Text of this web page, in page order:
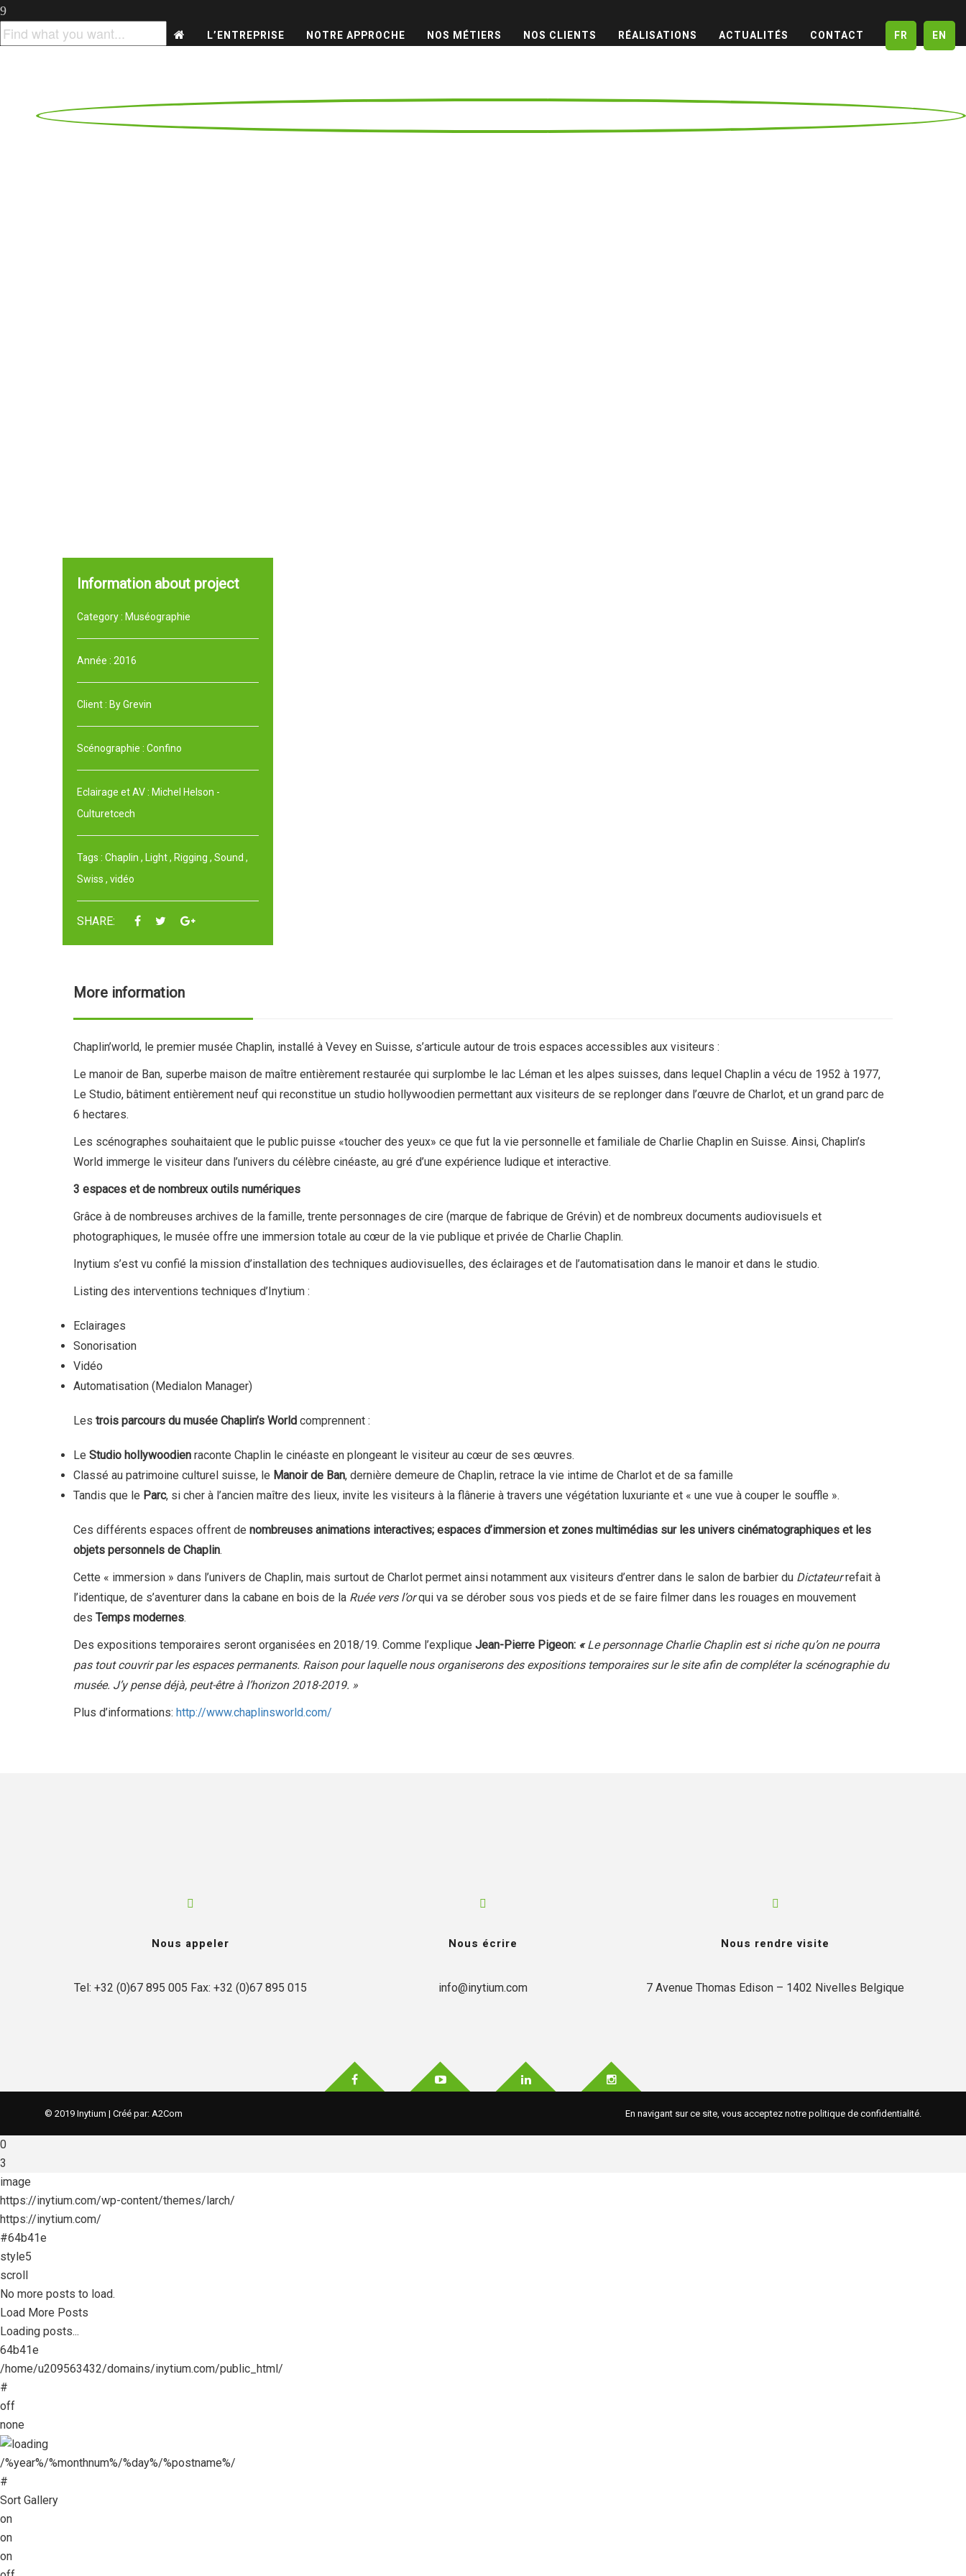
L’ENTREPRISE NOTRE APPROCHE NOS MÉTIERS NOS CLIENTS RÉALISATIONS ACTUALITÉS CONTACT FR EN
Information about project
Category : Muséographie
Année : 2016
Client : By Grevin
Scénographie : Confino
Eclairage et AV : Michel Helson -
Culturetcech
Tags : Chaplin , Light, Rigging , Sound ,
Swiss , vidéo
SHARE:
More information
Chaplin’world, le premier musée Chaplin, installé à Vevey en Suisse, s’articule autour de trois espaces accessibles aux visiteurs :
Le manoir de Ban, superbe maison de maître entièrement restaurée qui surplombe le lac Léman et les alpes suisses, dans lequel Chaplin a vécu de 1952 à 1977,
Le Studio, bâtiment entièrement neuf qui reconstitue un studio hollywoodien permettant aux visiteurs de se replonger dans l’œuvre de Charlot, et un grand parc de
6 hectares.
Les scénographes souhaitaient que le public puisse «toucher des yeux» ce que fut la vie personnelle et familiale de Charlie Chaplin en Suisse. Ainsi, Chaplin’s
World immerge le visiteur dans l’univers du célèbre cinéaste, au gré d’une expérience ludique et interactive.
3 espaces et de nombreux outils numériques
Grâce à de nombreuses archives de la famille, trente personnages de cire (marque de fabrique de Grévin) et de nombreux documents audiovisuels et
photographiques, le musée offre une immersion totale au cœur de la vie publique et privée de Charlie Chaplin.
Inytium s’est vu confié la mission d’installation des techniques audiovisuelles, des éclairages et de l’automatisation dans le manoir et dans le studio.
Listing des interventions techniques d’Inytium :
Eclairages
Sonorisation
Vidéo
Automatisation (Medialon Manager)
Les trois parcours du musée Chaplin’s World comprennent :
Le Studio hollywoodien raconte Chaplin le cinéaste en plongeant le visiteur au cœur de ses œuvres.
Classé au patrimoine culturel suisse, le Manoir de Ban, dernière demeure de Chaplin, retrace la vie intime de Charlot et de sa famille
Tandis que le Parc, si cher à l’ancien maître des lieux, invite les visiteurs à la flânerie à travers une végétation luxuriante et « une vue à couper le souffle ».
Ces différents espaces offrent de nombreuses animations interactives; espaces d’immersion et zones multimédias sur les univers cinématographiques et les
objets personnels de Chaplin.
Cette « immersion » dans l’univers de Chaplin, mais surtout de Charlot permet ainsi notamment aux visiteurs d’entrer dans le salon de barbier du Dictateurrefait à
l’identique, de s’aventurer dans la cabane en bois de la Ruée vers l’orqui va se dérober sous vos pieds et de se faire filmer dans les rouages en mouvement
des Temps modernes.
Des expositions temporaires seront organisées en 2018/19. Comme l’explique Jean-Pierre Pigeon: «Le personnage Charlie Chaplin est si riche qu’on ne pourra
pas tout couvrir par les espaces permanents. Raison pour laquelle nous organiserons des expositions temporaires sur le site afin de compléter la scénographie du
musée. J’y pense déjà, peut-être à l’horizon 2018-2019. »
Plus d’informations: http://www.chaplinsworld.com/
Nous appeler
Tel: +32 (0)67 895 005 Fax: +32 (0)67 895 015
Nous écrire
info@inytium.com
Nous rendre visite
7 Avenue Thomas Edison – 1402 Nivelles Belgique
© 2019 Inytium | Créé par: A2Com En navigant sur ce site, vous acceptez notre politique de confidentialité.
0
3
image
https://inytium.com/wp-content/themes/larch/
https://inytium.com/
#64b41e
style5
scroll
No more posts to load.
Load More Posts
Loading posts...
64b41e
/home/u209563432/domains/inytium.com/public_html/
#
off
none
/%year%/%monthnum%/%day%/%postname%/
#
Sort Gallery
on
on
on